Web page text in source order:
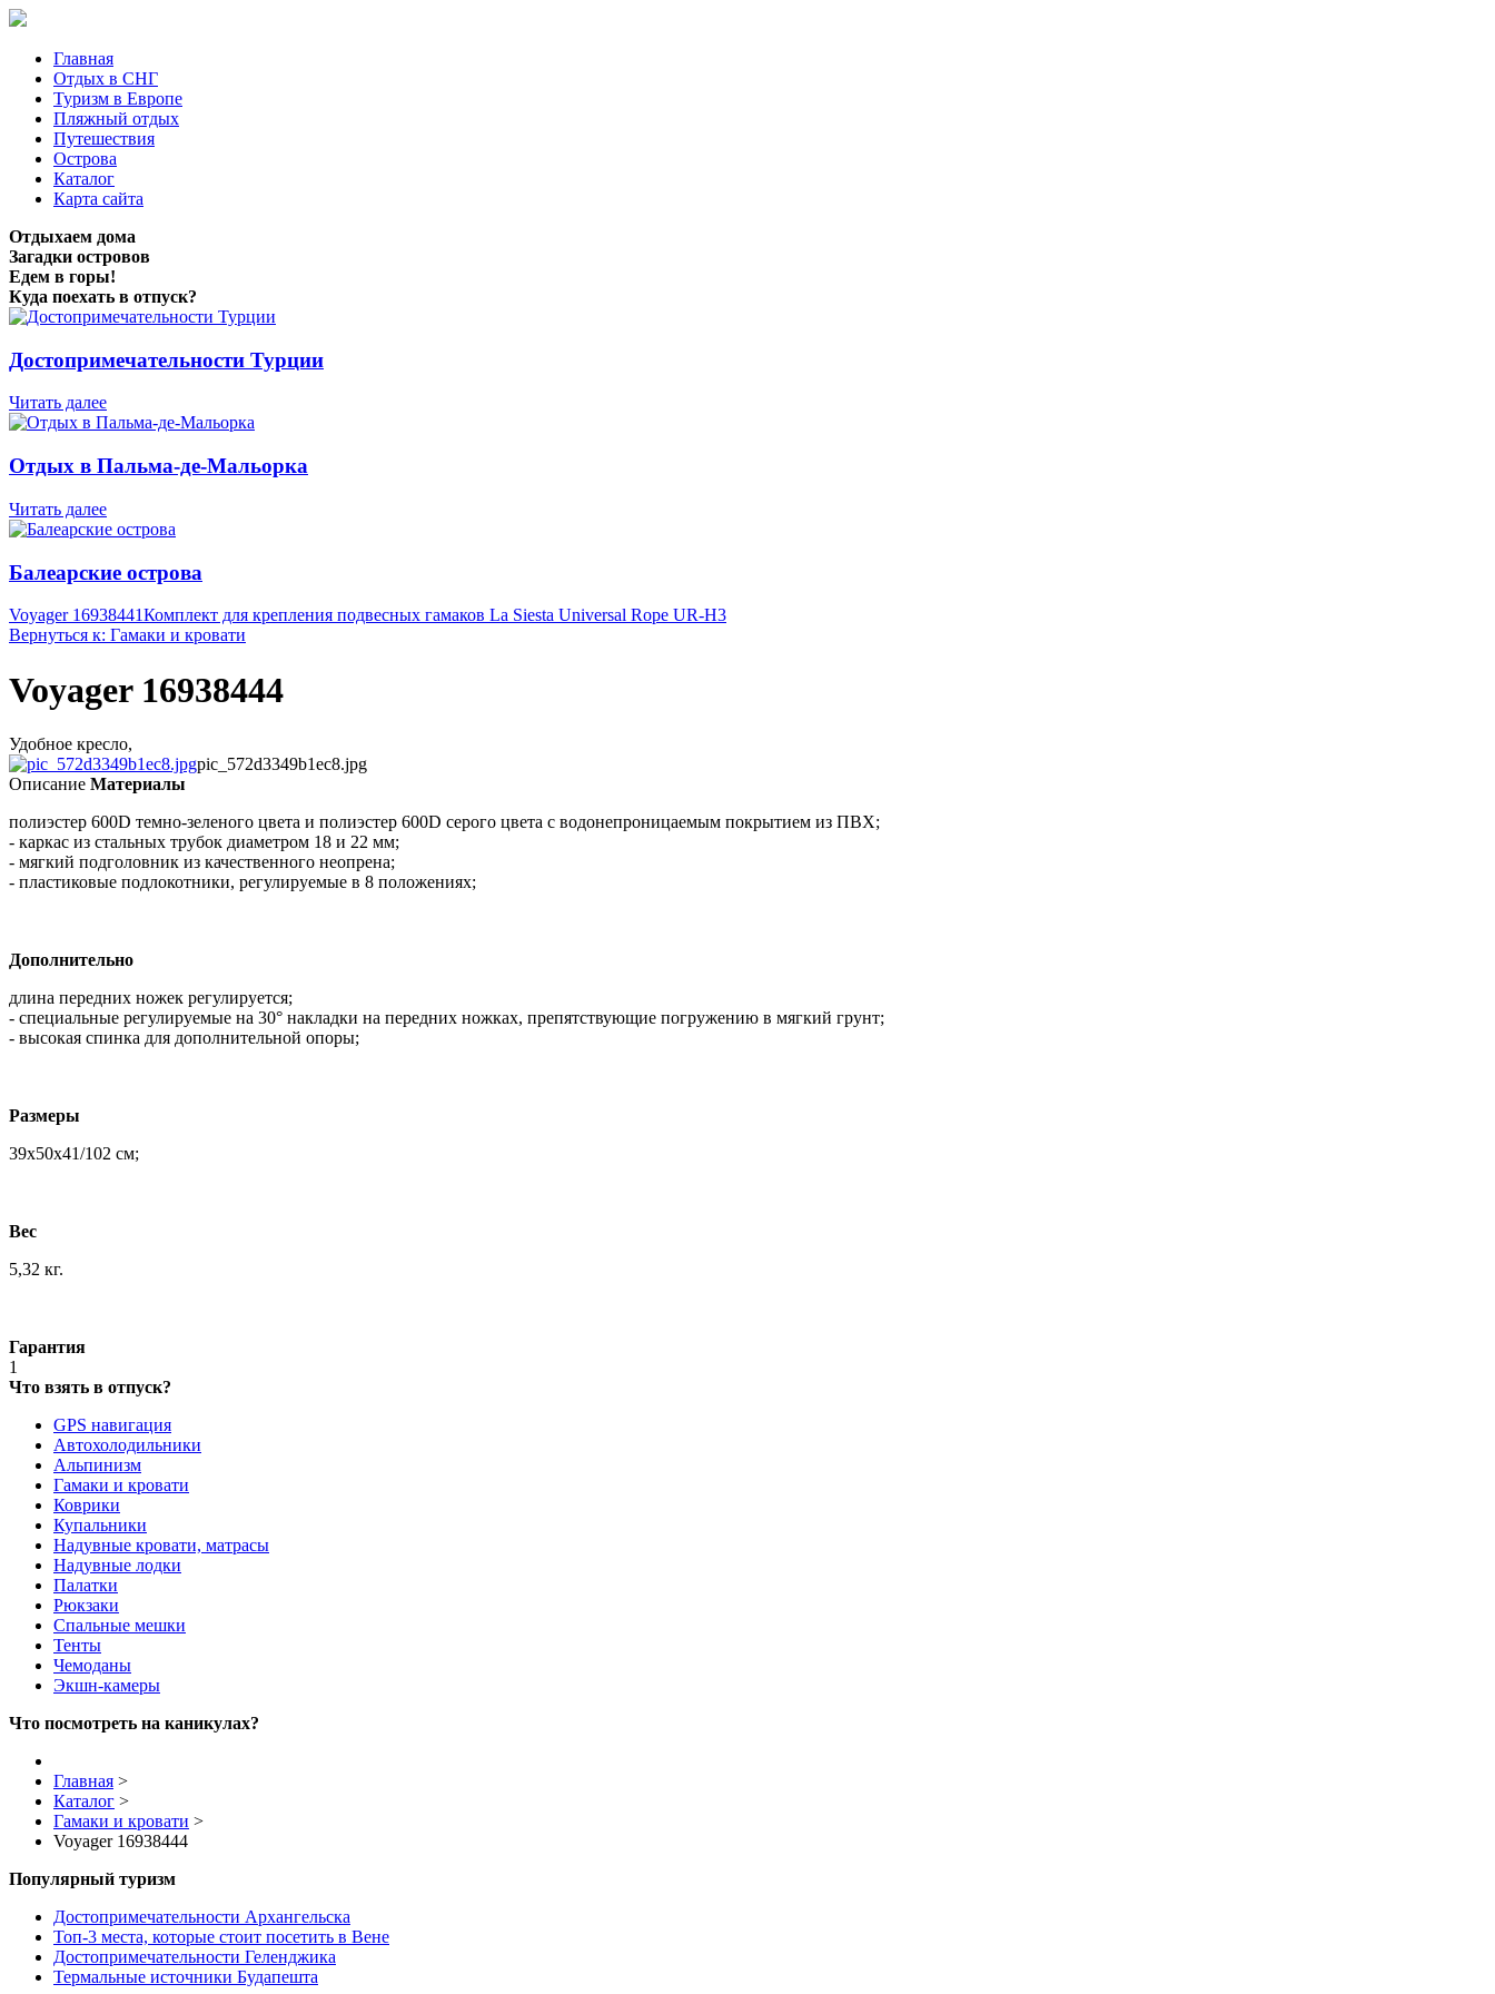
Главная
Отдых в СНГ
Туризм в Европе
Пляжный отдых
Путешествия
Острова
Каталог
Карта сайта
Отдыхаем дома
Загадки островов
Едем в горы!
Куда поехать в отпуск?
Достопримечательности Турции
Читать далее
Отдых в Пальма-де-Мальорка
Читать далее
Балеарские острова
Voyager 16938441Комплект для крепления подвесных гамаков La Siesta Universal Rope UR-H3
Вернуться к: Гамаки и кровати
Voyager 16938444
Удобное кресло,
pic_572d3349b1ec8.jpg
Описание Материалы
полиэстер 600D темно-зеленого цвета и полиэстер 600D серого цвета с водонепроницаемым покрытием из ПВХ;
- каркас из стальных трубок диаметром 18 и 22 мм;
- мягкий подголовник из качественного неопрена;
- пластиковые подлокотники, регулируемые в 8 положениях;
Дополнительно
длина передних ножек регулируется;
- специальные регулируемые на 30° накладки на передних ножках, препятствующие погружению в мягкий грунт;
- высокая спинка для дополнительной опоры;
Размеры
39х50х41/102 см;
Вес
5,32 кг.
Гарантия
1
Что взять в отпуск?
GPS навигация
Автохолодильники
Альпинизм
Гамаки и кровати
Коврики
Купальники
Надувные кровати, матрасы
Надувные лодки
Палатки
Рюкзаки
Спальные мешки
Тенты
Чемоданы
Экшн-камеры
Что посмотреть на каникулах?
Главная >
Каталог >
Гамаки и кровати >
Voyager 16938444
Популярный туризм
Достопримечательности Архангельска
Топ-3 места, которые стоит посетить в Вене
Достопримечательности Геленджика
Термальные источники Будапешта